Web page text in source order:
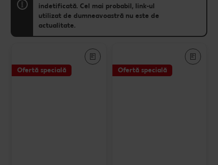
indetificată. Cel mai probabil, link-ul
utilizat de dumneavoastră nu este de
actualitate.
Ofertă specială Ofertă specială